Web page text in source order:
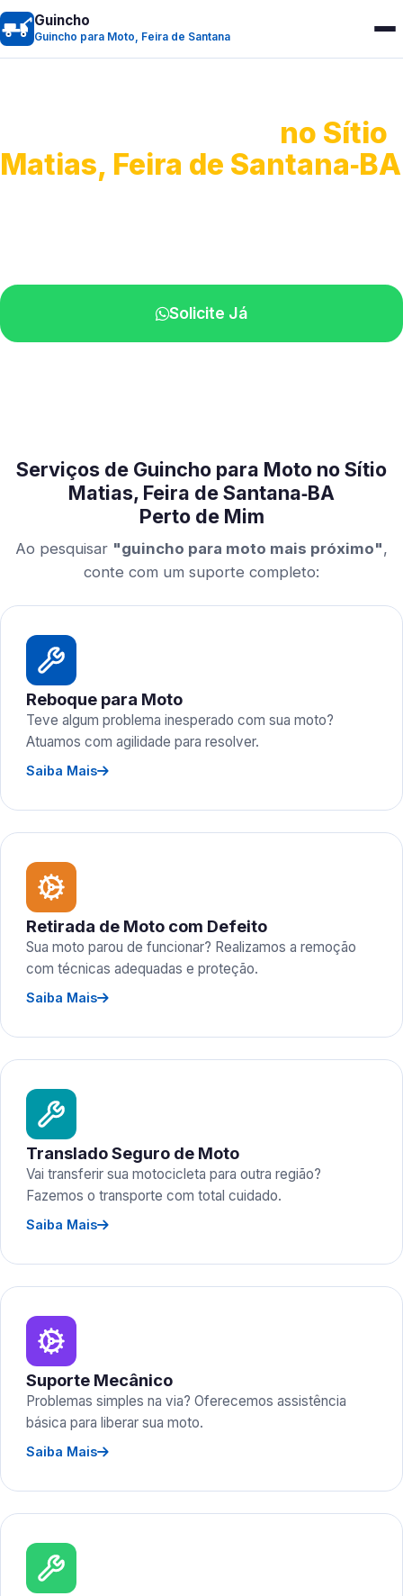
Guincho
Guincho para Moto, Feira de Santana
no Sítio
Matias, Feira de Santana‑BA
Solicite Já
Serviços de Guincho para Moto no Sítio
Matias, Feira de Santana‑BA
Perto de Mim
Ao pesquisar "guincho para moto mais próximo",
conte com um suporte completo:
Reboque para Moto
Teve algum problema inesperado com sua moto?
Atuamos com agilidade para resolver.
Saiba Mais
Retirada de Moto com Defeito
Sua moto parou de funcionar? Realizamos a remoção
com técnicas adequadas e proteção.
Saiba Mais
Translado Seguro de Moto
Vai transferir sua motocicleta para outra região?
Fazemos o transporte com total cuidado.
Saiba Mais
Suporte Mecânico
Problemas simples na via? Oferecemos assistência
básica para liberar sua moto.
Saiba Mais